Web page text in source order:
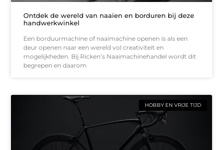
Ontdek de wereld van naaien en borduren bij deze
handwerkwinkel
Een borduurmachine of naaimachine openen is als een
deur openen naar een wereld vol creativiteit en
mogelijkheden. Bij Ricken’s Naaimachinehandel wordt dit
begrepen en daarom
HOBBY EN VRIJE TIJD